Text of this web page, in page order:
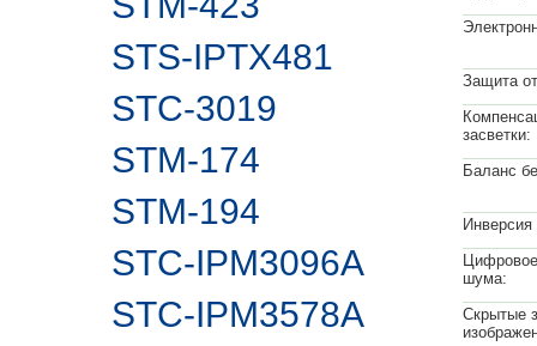
STS-IPTX481
STC-3019
STM-174
STM-194
STC-IPM3096A
STC-IPM3578A
Защита
засветки:
Баланс
Инверсия
шума:
Скрытые